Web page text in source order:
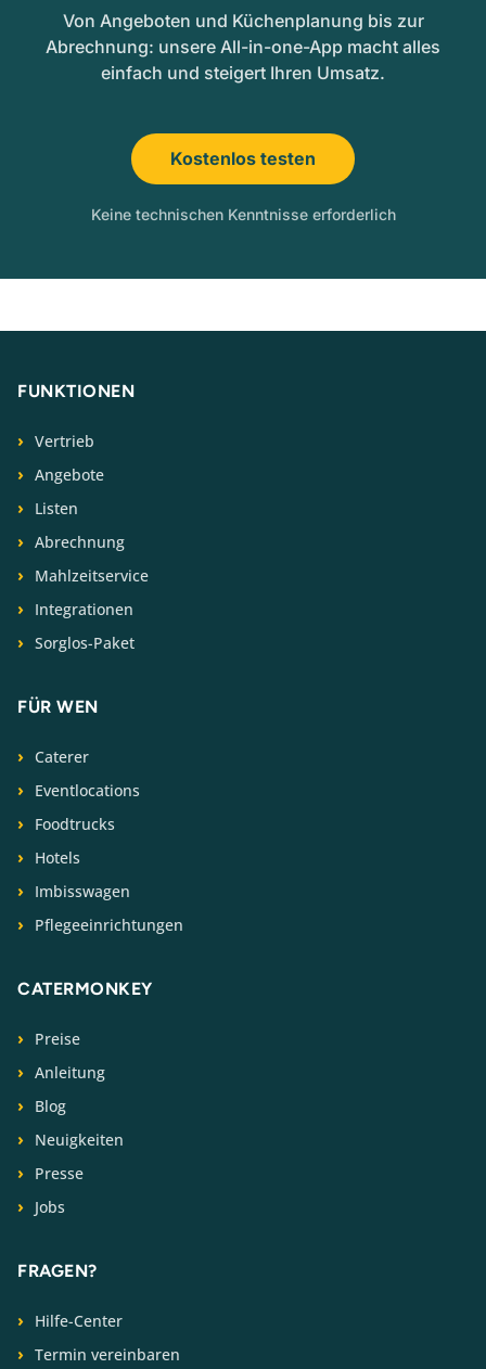
Von Angeboten und Küchenplanung bis zur
Abrechnung: unsere All-in-one-App macht alles
einfach und steigert Ihren Umsatz.
Kostenlos testen
Keine technischen Kenntnisse erforderlich
FUNKTIONEN
Vertrieb
Angebote
Listen
Abrechnung
Mahlzeitservice
Integrationen
Sorglos-Paket
FÜR WEN
Caterer
Eventlocations
Foodtrucks
Hotels
Imbisswagen
Pflegeeinrichtungen
CATERMONKEY
Preise
Anleitung
Blog
Neuigkeiten
Presse
Jobs
FRAGEN?
Hilfe-Center
Termin vereinbaren